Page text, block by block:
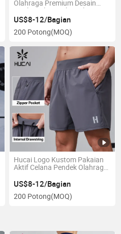
Olahraga Premium Desain
Struktural Artistik Ritsleting
Kering Fit Poliester Bernapas
Celana Pendek Gym untuk
Pria
US$8-12/Bagian
200 Potong(MOQ)
Hucai Logo Kustom Pakaian
Aktif Celana Pendek Olahraga
Cepat dengan Tali Pengikat
US$8-12/Bagian
200 Potong(MOQ)